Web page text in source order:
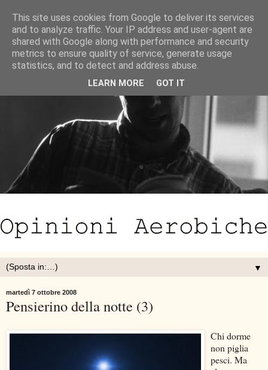
▼
martedì 7 ottobre 2008
Pensierino della notte (3)
Chi dorme
non piglia
pesci. Ma
This site uses cookies from Google to deliver its services
and to analyze traffic. Your IP address and user-agent are
shared with Google along with performance and security
metrics to ensure quality of service, generate usage
statistics, and to detect and address abuse.
LEARN MORE GOT IT